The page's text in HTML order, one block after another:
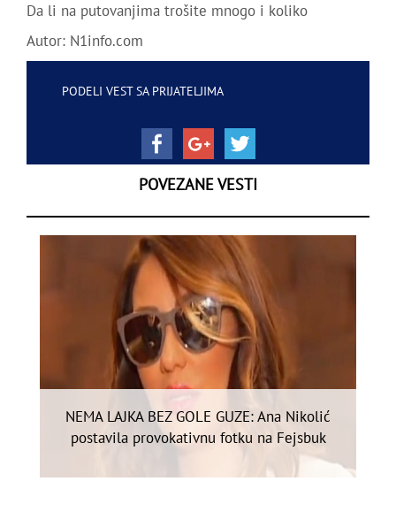
Da li na putovanjima trošite mnogo i koliko
Autor: N1info.com
PODELI VEST SA PRIJATELJIMA
POVEZANE VESTI
NEMA LAJKA BEZ GOLE GUZE: Ana Nikolić
postavila provokativnu fotku na Fejsbuk